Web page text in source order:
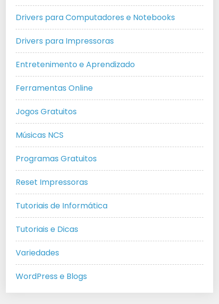
Drivers para Computadores e Notebooks
Drivers para Impressoras
Entretenimento e Aprendizado
Ferramentas Online
Jogos Gratuitos
Músicas NCS
Programas Gratuitos
Reset Impressoras
Tutoriais de Informática
Tutoriais e Dicas
Variedades
WordPress e Blogs